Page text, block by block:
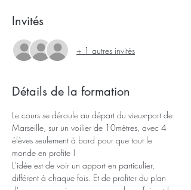
Invités
+ 1 autres invités
Détails de la formation
Le cours se déroule au départ du vieux-port de
Marseille, sur un voilier de 10mètres, avec 4
élèves seulement à bord pour que tout le
monde en profite !
L'idée est de voir un apport en particulier,
différent à chaque fois. Et de profiter du plan